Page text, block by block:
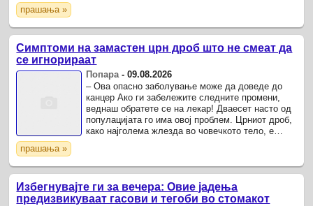
прашања »
Симптоми на замастен црн дроб што не смеат да
се игнорираат
Попара-09.08.2026
– Ова опасно заболување може да доведе до
канцер Ако ги забележите следните промени,
веднаш обратете се на лекар! Дваесет насто од
популацијата го има овој проблем. Црниот дроб,
како најголема жлезда во човечкото тело, е
прашања »
Избегнувајте ги за вечера: Овие јадења
предизвикуваат гасови и тегоби во стомакот